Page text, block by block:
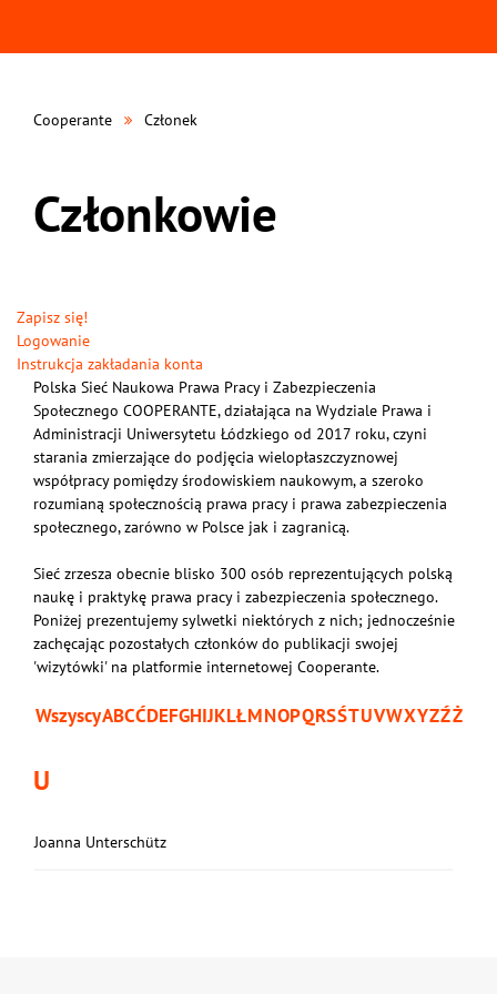
Cooperante Członek
Członkowie
Zapisz się!
Logowanie
Instrukcja zakładania konta
Polska Sieć Naukowa Prawa Pracy i Zabezpieczenia
Społecznego COOPERANTE, działająca na Wydziale Prawa i
Administracji Uniwersytetu Łódzkiego od 2017 roku, czyni
starania zmierzające do podjęcia wielopłaszczyznowej
współpracy pomiędzy środowiskiem naukowym, a szeroko
rozumianą społecznością prawa pracy i prawa zabezpieczenia
społecznego, zarówno w Polsce jak i zagranicą.
Sieć zrzesza obecnie blisko 300 osób reprezentujących polską
naukę i praktykę prawa pracy i zabezpieczenia społecznego.
Poniżej prezentujemy sylwetki niektórych z nich; jednocześnie
zachęcając pozostałych członków do publikacji swojej
'wizytówki' na platformie internetowej Cooperante.
WszyscyABCĆDEFGHIJKLŁMNOPQRSŚTUVWXYZŹŻ
U
Joanna Unterschütz